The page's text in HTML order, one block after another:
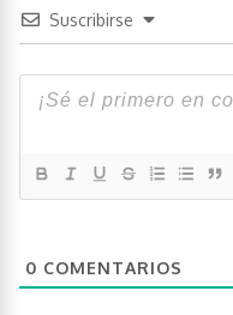
Suscribirse
0 COMENTARIOS